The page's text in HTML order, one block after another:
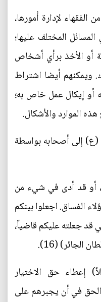
لإدارة أمورها،
المختلف عليها؛
أو الأخذ برأي أشخاص
ويمكنهم أيضا اشتراط
أو إيكال عمل خاص به؛
الموارد والأشكال.
(ع) إلى أصحابه بواسطة
أو قد أدى في شيء من
الفساق. اجعلوا بينكم
قد جعلته عليكم قاضياً،
الجائر) (16).
إعطاء حق الاختيار
الحق في أن يجبرهم على